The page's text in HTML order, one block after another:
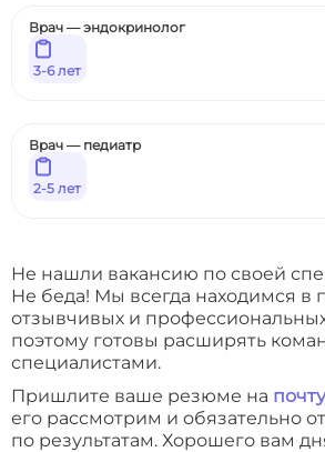
Врач — эндокринолог
3-6 лет
Врач — педиатр
2-5 лет
Не нашли вакансию по своей
Не беда! Мы всегда находимся в
отзывчивых и
поэтому готовы расширять
специалистами.
Пришлите ваше резюме на почту
его рассмотрим и обязательно
по результатам. Хорошего вам